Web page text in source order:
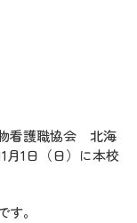
看護職協会 北海
月1日（日）に本校
。